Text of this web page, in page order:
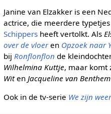
Janine van Elzakker is een
actrice, die meerdere
Schippersheeft vertolkt. Als
over de vloeren Opzoek naar
bij Ronflonflon de
Wilhelmina Kuttje, maar komt
Witen Jacqueline van Benthem
Ook in de tv-serie We zijn